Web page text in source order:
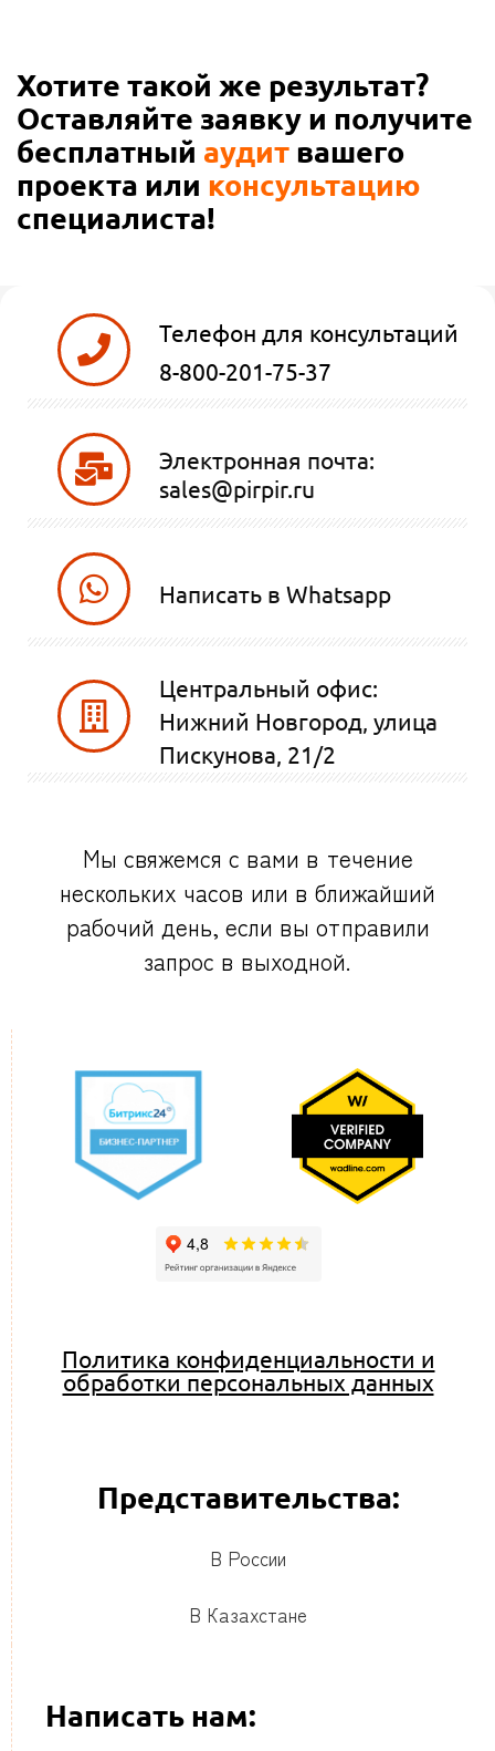
Хотите такой же результат?
Оставляйте заявку и получите
бесплатный аудит вашего
проекта или консультацию
специалиста!
Телефон для консультаций
8-800-201-75-37
Электронная почта:
sales@pirpir.ru
Написать в Whatsapp
Центральный офис:
Нижний Новгород, улица
Пискунова, 21/2
Мы свяжемся с вами в течение
нескольких часов или в ближайший
рабочий день, если вы отправили
запрос в выходной.
Политика конфиденциальности и
обработки персональных данных
Представительства:
В России
В Казахстане
Написать нам: